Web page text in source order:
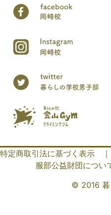
特定商取引法に基づく表示 ｜
服部公益財団につい
© 2016 暮